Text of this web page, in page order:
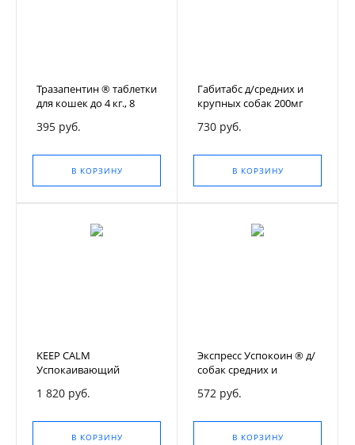
Тразапентин ® таблетки
для кошек до 4 кг., 8
395 руб.
В КОРЗИНУ
Габитабс д/средних и
крупных собак 200мг
730 руб.
В КОРЗИНУ
KEEP CALM
Успокаивающий
флакон 48мл+диффузор
1 820 руб.
В КОРЗИНУ
Экспресс Успокоин ® д/
собак средних и
6табл.
572 руб.
В КОРЗИНУ